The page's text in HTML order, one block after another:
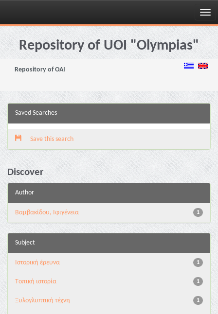
Skip
navigationRepository of UOI "Olympias"
Repository of OAI
Saved Searches
Save this search
Discover
Author
1
Βαμβακίδου, Ιφιγένεια
Subject
1
Iστορική έρευνα
1
Tοπική ιστορία
1
Ξυλογλυπτική τέχνη